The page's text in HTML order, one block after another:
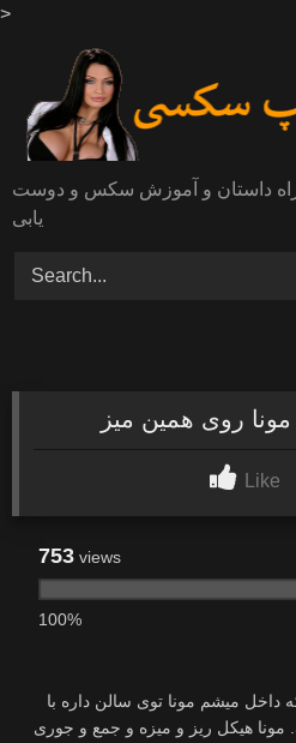
>
content
داستان و آموزش سکس و دوست
یابی
روی همین میز
Like
753 views
100%
داخل میشم مونا توی سالن داره با
هیکل ریز و میزه و جمع و جوری